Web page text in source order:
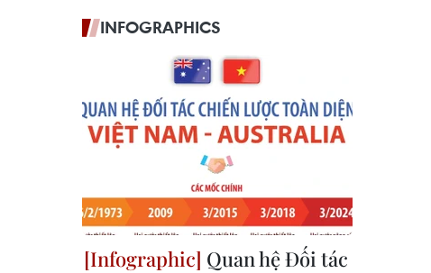
INFOGRAPHICS
Quan hệ Đối tác